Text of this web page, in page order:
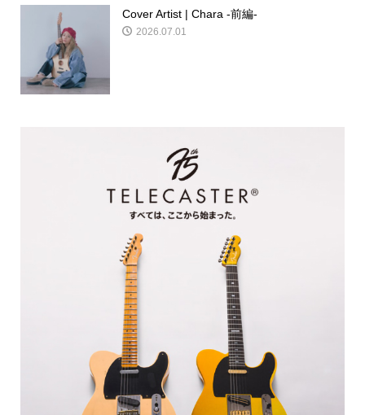
Cover Artist | Chara -前編-
2026.07.01